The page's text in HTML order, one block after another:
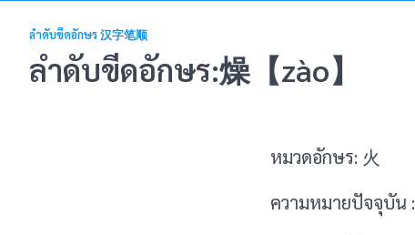
ลำดับขีดอักษร 汉字笔顺
ลำดับขีดอักษร:燥【zào】
หมวดอักษร: 火
ความหมายปัจจุบัน :